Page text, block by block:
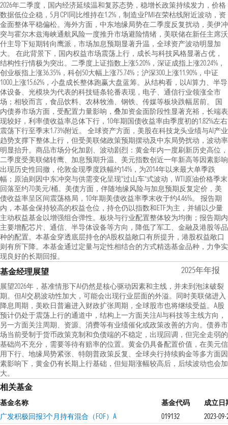
2026年二季度，国内经济延续温和复苏态势，稳增长政策持续发力，价格
数据低位企稳，5月CPI同比维持在1.2%，制造业PMI在荣枯线附近波动，资
金面整体平稳偏松。海外方面，中东地缘局势在二季度反复扰动，美伊冲
突与霍尔木兹海峡通航风险一度推升市场避险情绪，美联储在新任主席沃
什主导下短期转向鹰派，市场加息预期显著升温，全球资产波动明显加
大。 在此背景下，国内权益市场震荡上行，成长与科技风格显著占优，
结构性行情极为突出。二季度上证指数上涨5.20%，深证成指上涨20.24%，
创业板指上涨36.35%，科创50大幅上涨75.74%；沪深300上涨11.90%，中证
1000上涨15.62%，小盘成长整体跑赢大盘蓝筹。从结构看，以AI算力、半导
体设备、光模块为代表的科技链条轮番表现，电子、通信行业领涨全市
场；相较而言，食品饮料、农林牧渔、钢铁、传媒等板块跌幅居前。 国
内债券市场方面，受配置力量影响，叠加资金面阶段性显著充裕，长端表
现较好，利率债收益率总体下行，10年期国债收益率由季度初的1.82%左右
震荡下行至季末1.73%附近。 全球资产方面，美股在科技龙头业绩与AI产业
趋势支撑下整体上行，但受美联储政策预期摆动及中东局势扰动，波动率
明显抬升。商品市场分化加剧、波动剧烈：黄金年内一度刷新历史高位，
二季度受美联储转鹰、加息预期升温、美元指数创近一年新高等因素影响
出现历史性回撤，伦敦金现季度跌幅约14%，为2014年以来最大单季跌
幅；原油则因中东冲突与供需变化呈现“过山车”式波动，WTI原油价格季末
回落至约70美元/桶。美债方面，伴随地缘风险与加息预期反复定价，美
债收益率呈区间震荡格局，10年期美债收益率季末收于约4.46%。 报告期
内，本基金保持较高的权益仓位，持仓仍以指数和ETF为主，并辅以少量
主动权益基金以增强组合弹性。板块与行业配置整体较为均衡；报告期内
主要增配芯片、通信、半导体设备等方向，降低了军工、金融及港股等品
种的配置。本基金穿透底层持仓的A股权益敞口有所提升，港股权益敞口
则有所下降。本基金通过定量与定性相结合的方式精选基金品种，力争实
现良好的长期回报。
基金经理展望 2025年年报
展望2026年，基准情形下AI仍然是核心驱动因素和主线，并未到泡沫破裂
期。但AI交易波动性加大，可能会出现行业层面的外溢。同时美联储进入
降息周期，美欧日普遍进入财政扩张周期，全球股市也将继续受益。A股
预计仍处于震荡上行的通道中，结构上一方面关注AI与科技等主线方向，
另一方面关注周期、资源、消费等有业绩催化或政策改善的方向。债券市
场当前受制于货币政策克制和负债端的不稳定，出现回调，但完全走弱的
基础尚不充分，需要等待有赔率的位置。黄金仍具备配置价值，在美元信
用下行、地缘局势紧张、特朗普政策反复、全球央行持续购金等多方面因
素影响下，黄金仍有长期上行基础，但短期涨幅较高后，后续波动也会加
大。
相关基金
基金名称 基金代码
成立日
广发积极回报3个月持有混合（FOF）A
019132
2023-09-